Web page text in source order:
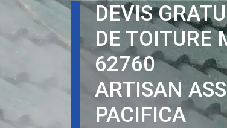
DEVIS
DE TOITURE
62760
ARTISAN
PACIFICA